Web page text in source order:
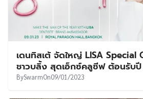
เดนทิสเต้ จัดใหญ่ LISA Special
ชาวบลิ้ง สุดเอ็กซ์คลูซีฟ ต้อนรับ
BySwarmOn09/01/2023